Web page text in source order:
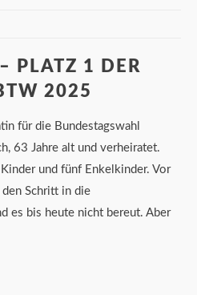
PLATZ 1 DER
2025
für die Bundestagswahl
63 Jahre alt und verheiratet.
und fünf Enkelkinder. Vor
den Schritt in die
es bis heute nicht bereut. Aber